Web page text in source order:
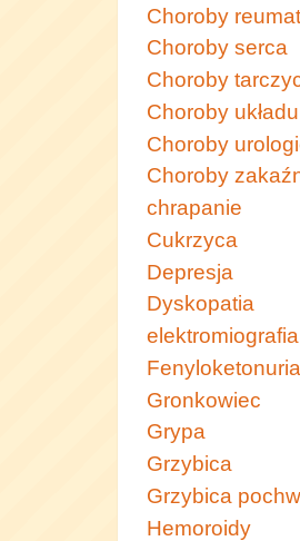
Choroby
Choroby serca
Choroby
Choroby
Choroby
Choroby
chrapanie
Cukrzyca
Depresja
Dyskopatia
elektromiografia
Fenyloketonuria
Gronkowiec
Grypa
Grzybica
Grzybica
Hemoroidy